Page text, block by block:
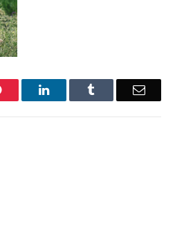
Pinterest LinkedIn Email